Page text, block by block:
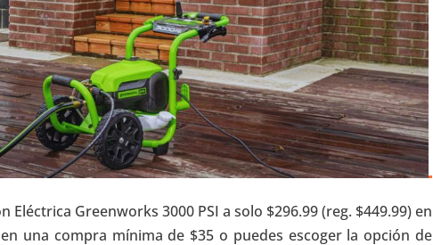
Eléctrica Greenworks 3000 PSI a solo $296.99 (reg. $449.99) en
una compra mínima de $35 o puedes escoger la opción de